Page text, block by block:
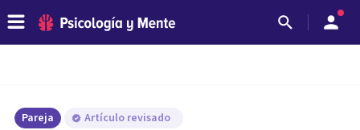
Pareja Artículo revisado